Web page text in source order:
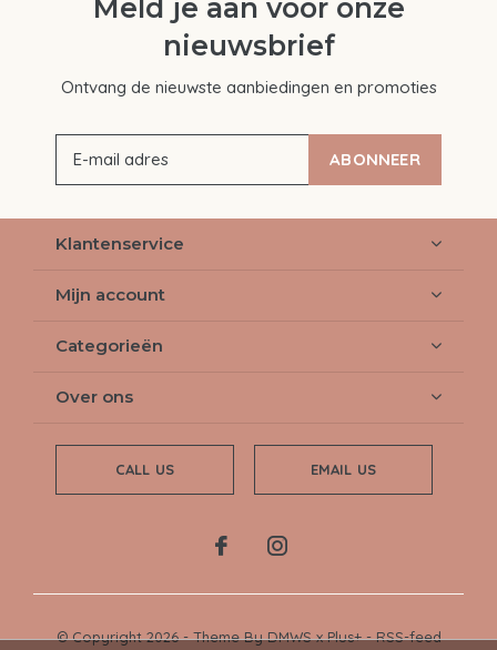
Meld je aan voor onze
nieuwsbrief
Ontvang de nieuwste aanbiedingen en promoties
ABONNEER
Klantenservice
Mijn account
Categorieën
Over ons
CALL US EMAIL US
© Copyright2026- Theme ByDMWSxPlus+-RSS-feed